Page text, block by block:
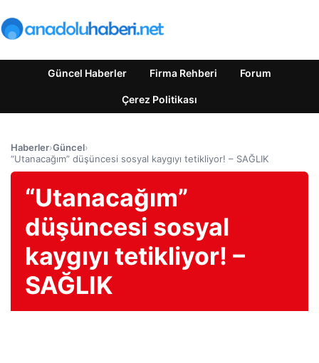
Güncel Haberler Firma Rehberi Forum
Çerez Politikası
Haberler›Güncel›
“Utanacağım” düşüncesi sosyal kaygıyı tetikliyor! – SAĞLIK
“Utanacağım”
düşüncesi sosyal
kaygıyı tetikliyor! –
SAĞLIK